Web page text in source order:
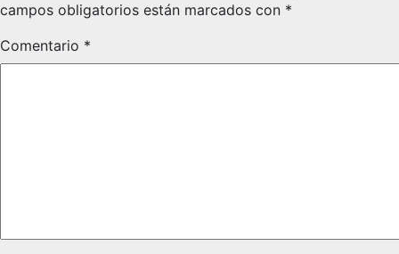
campos obligatorios están marcados con *
Comentario *